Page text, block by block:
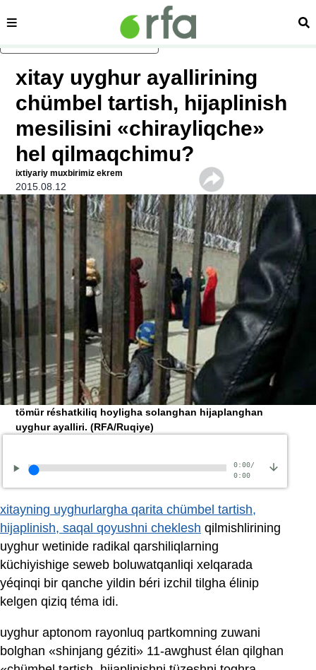
asasliq mezmungha atlang
sehipe
xitay uyghur ayallirining
chümbel tartish, hijaplinish
mesilisini «chirayliqche»
hel qilmaqchimu?
ixtiyariy muxbirimiz ekrem
2015.08.12
tömür réshatkiliq hoyligha solanghan hijaplanghan
uyghur ayalliri.(RFA/Ruqiye)
0:00/
0:00
xitayning uyghurlargha qarita chümbel tartish,
hijaplinish, saqal qoyushni cheklesh qilmishlirining
uyghur wetinide radikal qarshiliqlarning
küchiyishige seweb boluwatqanliqi xelqarada
yéqinqi bir qanche yildin béri izchil tilgha élinip
kelgen qiziq téma idi.
uyghur aptonom rayonluq partkomning zuwani
bolghan «shinjang géziti» 11-awghust élan qilghan